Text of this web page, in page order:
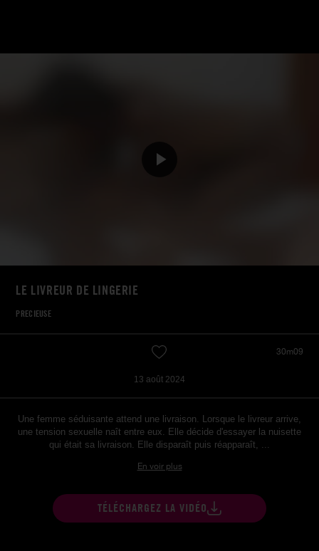
LE LIVREUR DE LINGERIE
PRECIEUSE
30m09
13 août 2024
Une femme séduisante attend une livraison. Lorsque le livreur arrive,
une tension sexuelle naît entre eux. Elle décide d'essayer la nuisette
qui était sa livraison. Elle disparaît puis réapparaît, ...
En voir plus
TÉLÉCHARGEZ LA VIDÉO